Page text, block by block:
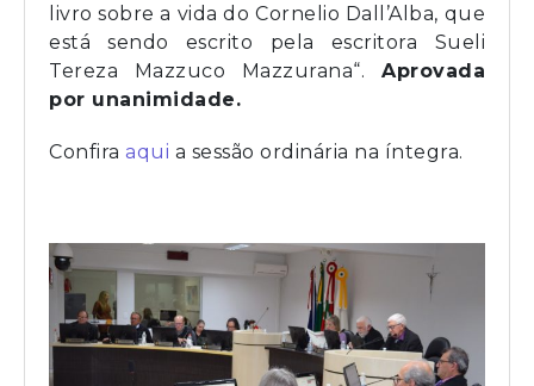
livro sobre a vida do Cornelio Dall’Alba, que
está sendo escrito pela escritora Sueli
Tereza Mazzuco Mazzurana“. Aprovada
por unanimidade.
Confira aqui a sessão ordinária na íntegra.